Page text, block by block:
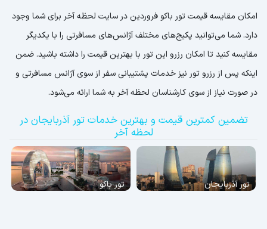
امکان مقایسه قیمت تور باکو فروردین در سایت لحظه آخر برای شما وجود
دارد. شما می‌توانید پکیج‌های مختلف آژانس‌های مسافرتی را با یکدیگر
مقایسه کنید تا امکان رزرو این تور با بهترین قیمت را داشته باشید. ضمن
اینکه پس از رزرو تور نیز خدمات پشتیبانی سفر از سوی آژانس مسافرتی و
در صورت نیاز از سوی کارشناسان لحظه آخر به شما ارائه می‌شود.
تضمین کمترین قیمت و بهترین خدمات تور آذربایجان در
لحظه آخر
تور آذربایجان تور باکو